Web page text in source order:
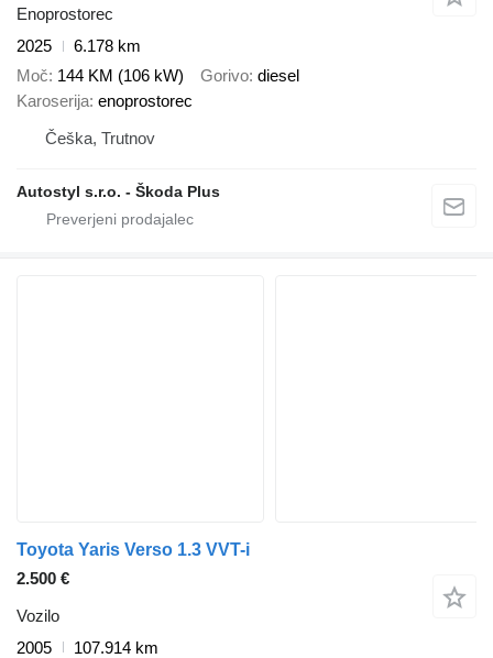
Enoprostorec
2025
6.178 km
Moč 144 KM (106 kW) Gorivo diesel
Karoserija enoprostorec
Češka, Trutnov
Autostyl s.r.o. - Škoda Plus
Toyota Yaris Verso 1.3 VVT-i
2.500 €
Vozilo
2005
107.914 km